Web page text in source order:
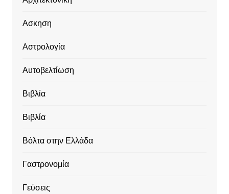
Ασκηση
Αστρολογία
Αυτοβελτίωση
Βιβλία
Βιβλία
Βόλτα στην Ελλάδα
Γαστρονομία
Γεύσεις